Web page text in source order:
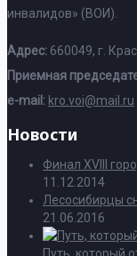
инвалидов» (ВОИ).
Адрес: 660049, г.
Приемная
e-mail: kro.voi@mail.ru
Новости
Финал XVIII
11.12.2014
Лесосибирцы
21.06.2016